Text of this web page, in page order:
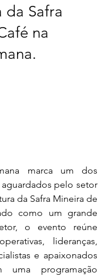
Safra
na
marca um dos
pelo setor
da Safra Mineira de
como um grande
o evento reúne
lideranças,
e apaixonados
programação